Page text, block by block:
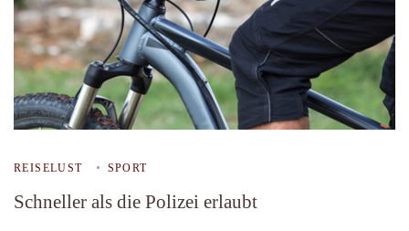
REISELUST SPORT
Schneller als die Polizei erlaubt